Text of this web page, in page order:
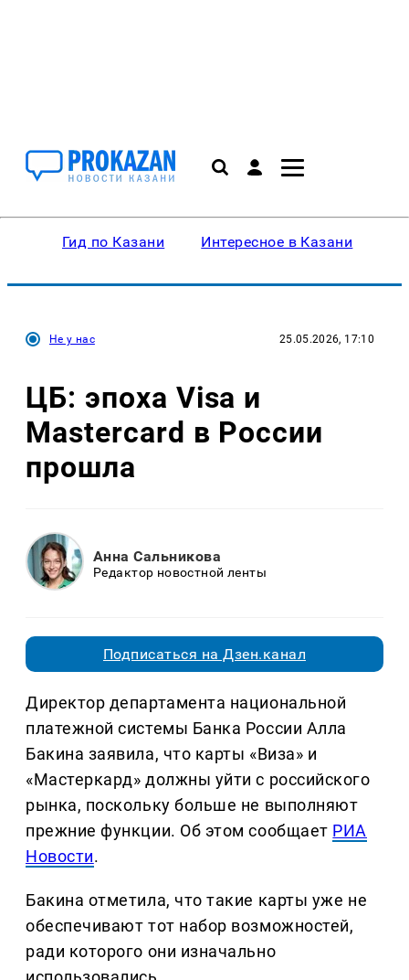
Гид по Казани Интересное в Казани
Не у нас 25.05.2026, 17:10
ЦБ: эпоха Visa и
Mastercard в России
прошла
Анна Сальникова
Редактор новостной ленты
Подписаться на Дзен.канал
Директор департамента национальной
платежной системы Банка России Алла
Бакина заявила, что карты «Виза» и
«Мастеркард» должны уйти с российского
рынка, поскольку больше не выполняют
прежние функции. Об этом сообщает РИА
Новости.
Бакина отметила, что такие карты уже не
обеспечивают тот набор возможностей,
ради которого они изначально